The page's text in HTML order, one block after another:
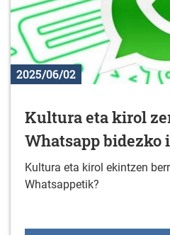
2025/06/02
Kultura eta kirol
Whatsapp bidezko
Kultura eta kirol ekintzen
Whatsappetik?